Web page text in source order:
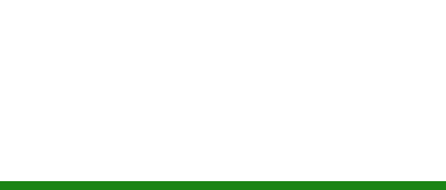
pályán rajtol az Érdi VSE!
játékos lépett pályára Érden